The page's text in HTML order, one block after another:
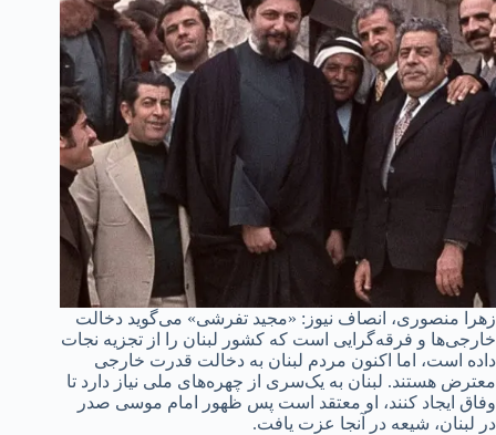
زهرا منصوری، انصاف نیوز: «مجید تفرشی» می‌گوید دخالت
خارجی‌ها و فرقه‌گرایی است که کشور لبنان را از تجزیه نجات
داده است، اما اکنون مردم لبنان به دخالت قدرت خارجی
معترض هستند. لبنان به یک‌سری از چهره‌های ملی نیاز دارد تا
وفاق ایجاد کنند، او معتقد است پس ظهور امام موسی صدر
در لبنان، شیعه در آنجا عزت یافت.